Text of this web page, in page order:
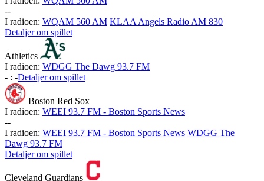
--
I radioen: WQAM 560 AM KLAA Angels Radio AM 830
Detaljer om spillet
Athletics
I radioen: WDGG The Dawg 93.7 FM
- : -Detaljer om spillet
Boston Red Sox
I radioen: WEEI 93.7 FM - Boston Sports News
--
I radioen: WEEI 93.7 FM - Boston Sports News WDGG The
Dawg 93.7 FM
Detaljer om spillet
Cleveland Guardians